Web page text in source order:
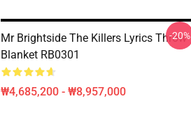
Mr Brightside The Killers Lyrics Throw
Blanket RB0301
₩4,685,200 - ₩8,957,000
-20%